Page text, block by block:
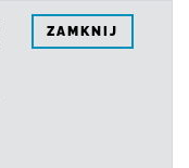
ZAMKNIJ